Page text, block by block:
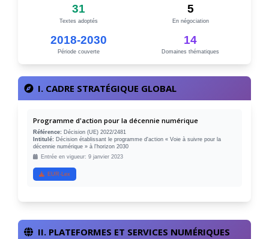
31
Textes adoptés
5
En négociation
2018-2030
Période couverte
14
Domaines thématiques
I. CADRE STRATÉGIQUE GLOBAL
Programme d'action pour la décennie numérique
Référence: Décision (UE) 2022/2481
Intitulé: Décision établissant le programme d'action « Voie à suivre pour la
décennie numérique » à l'horizon 2030
Entrée en vigueur: 9 janvier 2023
EUR-Lex
II. PLATEFORMES ET SERVICES NUMÉRIQUES